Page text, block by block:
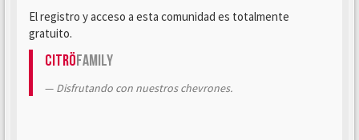
El registro y acceso a esta comunidad es totalmente
gratuito.
CitröFamily
Disfrutando con nuestros chevrones.